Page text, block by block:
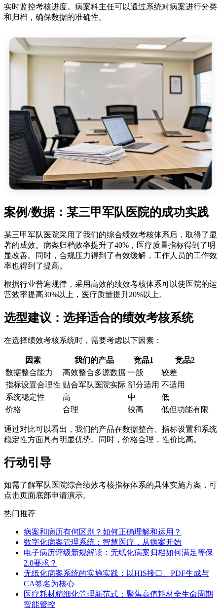
实时监控考核进度。病案科主任可以通过系统对病案进行分类
和归档，确保数据的准确性。
案例/数据：某三甲军队医院的成功实践
某三甲军队医院采用了我们的综合绩效考核体系后，取得了显
著的成效。病案归档效率提升了40%，医疗质量指标得到了明
显改善。同时，合规压力得到了有效缓解，工作人员的工作效
率也得到了提高。
根据行业普遍规律，采用高效的绩效考核体系可以使医院的运
营效率提高30%以上，医疗质量提升20%以上。
选型建议：选择适合的绩效考核系统
在选择绩效考核系统时，需要考虑以下因素：
因素 我们的产品 竞品1
竞品2
数据整合能力
高效整合多源数据 一般
较差
指标设置合理性 贴合军队医院实际 部分适用 不适用
系统稳定性
高 中
低
价格
合理 较高 低但功能有限
通过对比可以看出，我们的产品在数据整合、指标设置和系统
稳定性方面具有明显优势。同时，价格合理，性价比高。
行动引导
如需了解军队医院综合绩效考核指标体系的具体实施方案，可
点击页面底部申请演示。
热门推荐
病案和病历有何区别？如何正确理解和运用？
数字化病案管理系统：智慧医疗，从病案开始
电子病历评级新规解读：无纸化病案归档如何满足等保
2.0要求？
无纸化病案系统的实施实践：以HIS接口、PDF生成与
CA签名为核心
医疗耗材精细化管理新范式：聚焦高值耗材全生命周期
智能管控